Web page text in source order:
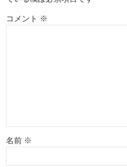
コメント ※
名前 ※